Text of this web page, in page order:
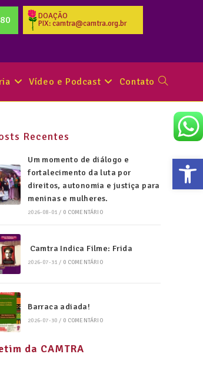
DOAÇÃO
PIX: camtra@camtra.org.br
Vídeo e Podcast Contato
Recentes
Um momento de diálogo e
fortalecimento da luta por
direitos, autonomia e justiça para
meninas e mulheres.
2026-08-01 / 0 COMENTÁRIO
Camtra Indica Filme: Frida
2026-07-31 / 0 COMENTÁRIO
Barraca adiada!
2026-07-30 / 0 COMENTÁRIO
da CAMTRA